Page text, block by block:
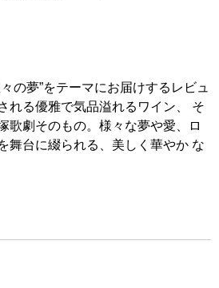
の夢”をテーマにお届けするレビュ
れる優雅で気品溢れるワイン、 そ
歌劇そのもの。様々な夢や愛、ロ
舞台に綴られる、美しく華やか な